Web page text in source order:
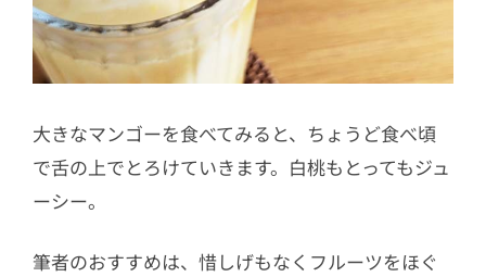
大きなマンゴーを食べてみると、ちょうど食べ頃
で舌の上でとろけていきます。白桃もとってもジュ
ーシー。
筆者のおすすめは、惜しげもなくフルーツをほぐ